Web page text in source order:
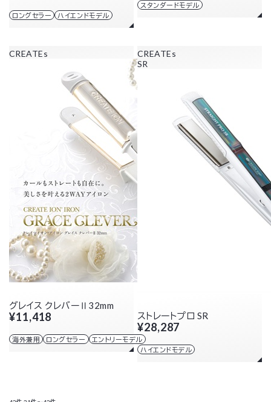
ロングセラー ハイエンドモデル
スタンダードモデル
CREATEs
グレイス クレバーⅡ32mm
¥11,418
海外兼用 ロングセラー エントリーモデル
CREATEs
SR
ストレートプロ SR
¥28,287
ハイエンドモデル